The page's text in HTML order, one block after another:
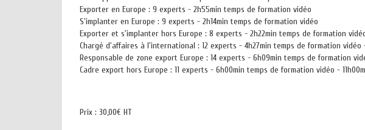
Exporter en Europe : 9 experts - 2h55min temps de formation vidéo
S'implanter en Europe : 9 experts - 2h14min temps de formation vidéo
Exporter et s'implanter hors Europe : 8 experts - 2h22min temps de formation
Chargé d'affaires à l'international : 12 experts - 4h27min temps de formation
Responsable de zone export Europe : 14 experts - 6h09min temps de formation
Cadre export hors Europe : 11 experts - 6h00min temps de formation vidéo -
Prix : 30,00€ HT